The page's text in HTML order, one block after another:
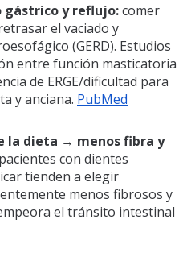
gástrico y reflujo:comer
el vaciado y
(GERD). Estudios
entre función masticatoria
de ERGE/dificultad para
y anciana. PubMed
la dieta → menos fibra y
pacientes con dientes
tienden a elegir
menos fibrosos y
el tránsito intestinal